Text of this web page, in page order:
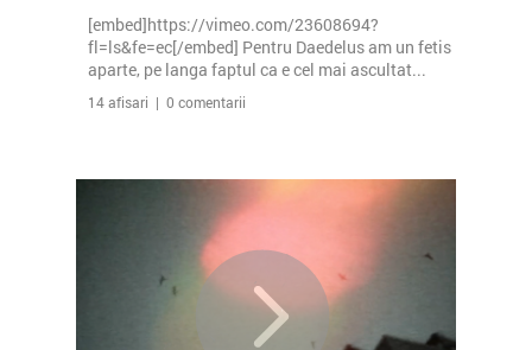
[embed]https://vimeo.com/23608694?
fl=ls&fe=ec[/embed] Pentru Daedelus am un fetis
aparte, pe langa faptul ca e cel mai ascultat...
14 afisari | 0 comentarii